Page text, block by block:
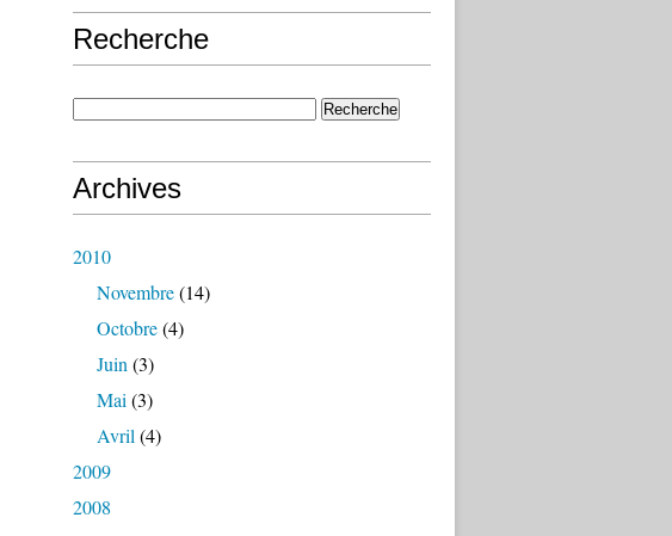
Recherche
Archives
2010
Novembre(14)
Octobre(4)
Juin (3)
Mai (3)
Avril (4)
2009
2008